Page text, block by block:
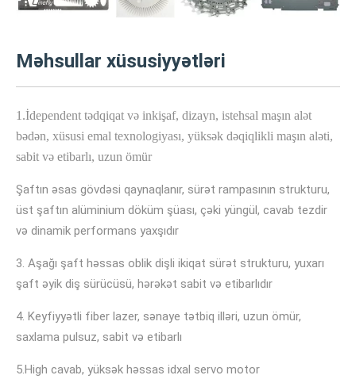
Məhsullar xüsusiyyətləri
1.İdependent tədqiqat və inkişaf, dizayn, istehsal maşın alət
bədən, xüsusi emal texnologiyası, yüksək dəqiqlikli maşın aləti,
sabit və etibarlı, uzun ömür
Şaftın əsas gövdəsi qaynaqlanır, sürət rampasının strukturu,
üst şaftın alüminium döküm şüası, çəki yüngül, cavab tezdir
və dinamik performans yaxşıdır
3. Aşağı şaft həssas oblik dişli ikiqat sürət strukturu, yuxarı
şaft əyik diş sürücüsü, hərəkət sabit və etibarlıdır
4. Keyfiyyətli fiber lazer, sənaye tətbiq illəri, uzun ömür,
saxlama pulsuz, sabit və etibarlı
5.High cavab, yüksək həssas idxal servo motor